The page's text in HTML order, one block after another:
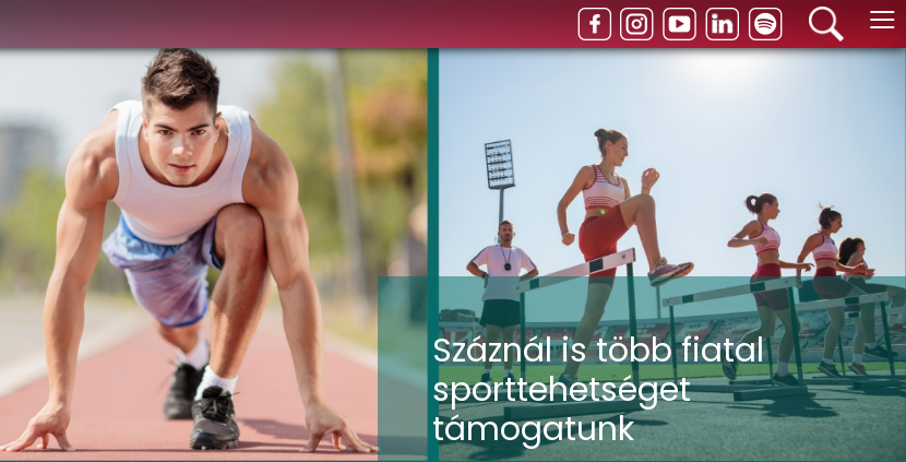
≡
Száznál is több fiatal
sporttehetséget
támogatunk